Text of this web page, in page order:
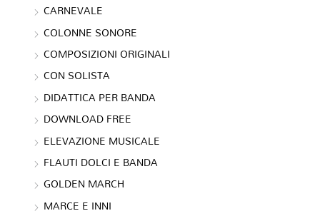
CARNEVALE
COLONNE SONORE
COMPOSIZIONI ORIGINALI
CON SOLISTA
DIDATTICA PER BANDA
DOWNLOAD FREE
ELEVAZIONE MUSICALE
FLAUTI DOLCI E BANDA
GOLDEN MARCH
MARCE E INNI